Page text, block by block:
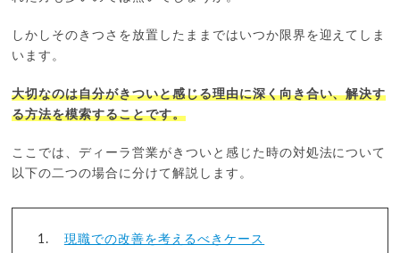
しかしそのきつさを放置したままではいつか限界を迎えてしま
います。
大切なのは自分がきついと感じる理由に深く向き合い、解決す
る方法を模索することです。
ここでは、ディーラ営業がきついと感じた時の対処法について
以下の二つの場合に分けて解説します。
現職での改善を考えるべきケース